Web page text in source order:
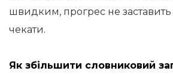
швидким, прогрес не заставить
чекати.
Як збільшити словниковий